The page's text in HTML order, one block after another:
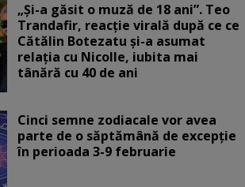
„Și-a găsit o muză de 18 ani”. Teo
Trandafir, reacție virală după ce ce
Cătălin Botezatu și-a asumat
relația cu Nicolle, iubita mai
tânără cu 40 de ani
Cinci semne zodiacale vor avea
parte de o săptămână de excepție
în perioada 3-9 februarie